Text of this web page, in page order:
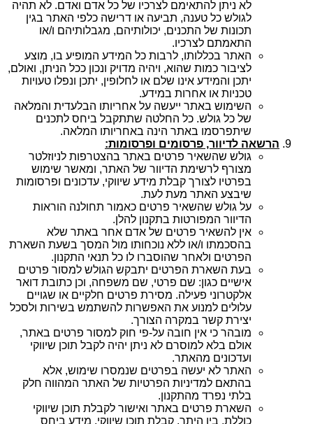
לא ניתן להתאימם לצרכיו של כל אדם ואדם. לא תהיה
לגולש כל טענה, תביעה או דרישה כלפי האתר בגין
תכונות של התכנים, יכולותיהם, מגבלותיהם ו/או
התאמתם לצרכיו.
האתר בכללותו, לרבות כל המידע המופיע בו, מוצע
לציבור כמות שהוא, ויהיה מדויק ונכון ככל הניתן, ואולם,
יתכן והמידע אינו שלם או לחלופין, יתכן ונפלו טעויות
טכניות או אחרות במידע.
השימוש באתר ייעשה על אחריותו הבלעדית והמלאה
של כל גולש. כל החלטה שתתקבל ביחס לתכנים
שיתפרסמו באתר הינה באחריותו המלאה.
הרשאה לדיוור, פרסומים ופרסומות:
גולש שהשאיר פרטים באתר בהצטרפות לניוזלטר
מצורף לרשימת הדיוור של האתר, ומאשר שימוש
בפרטיו לצורך קבלת מידע שיווקי, עדכונים ופרסומות
שיבצע האתר מעת לעת.
על גולש שהשאיר פרטים כאמור תחולנה הוראות
הדיוור המפורטות בתקנון להלן.
אין להשאיר פרטים של אדם אחר באתר שלא
בהסכמתו ו/או ללא נוכחותו מול המסך בשעת השארת
הפרטים ולאחר שהוסברו לו כל תנאי התקנון.
בעת השארת הפרטים יתבקש הגולש למסור פרטים
אישיים כגון: שם פרטי, שם משפחה, וכן כתובת דואר
אלקטרוני פעילה. מסירת פרטים חלקיים או שגויים
עלולים למנוע את האפשרות להשתמש בשירות ולסכל
יצירת קשר במקרה הצורך.
מובהר כי אין חובה על-פי חוק למסור פרטים באתר,
אולם בלא למוסרם לא ניתן יהיה לקבל תוכן שיווקי
ועדכונים מהאתר.
האתר לא יעשה בפרטים שנמסרו שימוש, אלא
בהתאם למדיניות הפרטיות של האתר המהווה חלק
בלתי נפרד מהתקנון.
השארת פרטים באתר ואישור לקבלת תוכן שיווקי
כוללת, בין היתר, קבלת תוכן שיווקי, מידע ביחס